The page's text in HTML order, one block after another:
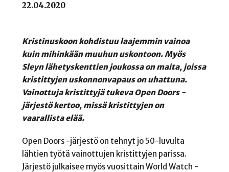
22.04.2020
Kristinuskoon kohdistuu laajemmin vainoa
kuin mihinkään muuhun uskontoon. Myös
Sleyn lähetyskenttien joukossa on maita, joissa
kristittyjen uskonnonvapaus on uhattuna.
Vainottuja kristittyjä tukeva Open Doors -
järjestö kertoo, missä kristittyjen on
vaarallista elää.
Open Doors -järjestö on tehnyt jo 50-luvulta
lähtien työtä vainottujen kristittyjen parissa.
Järjestö julkaisee myös vuosittain World Watch -